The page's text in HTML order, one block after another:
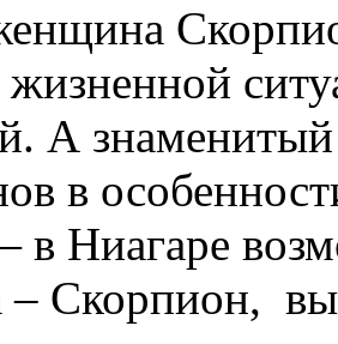
жизненной
А
в
в Ниагаре
Скорпион,